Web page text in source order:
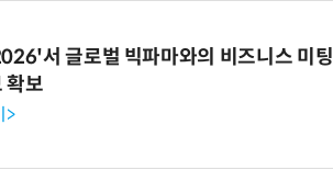
서 글로벌 빅파마와의 비즈니스 미팅
확보
>